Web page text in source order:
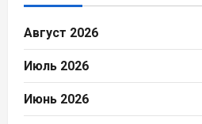
Август 2026
Июль 2026
Июнь 2026